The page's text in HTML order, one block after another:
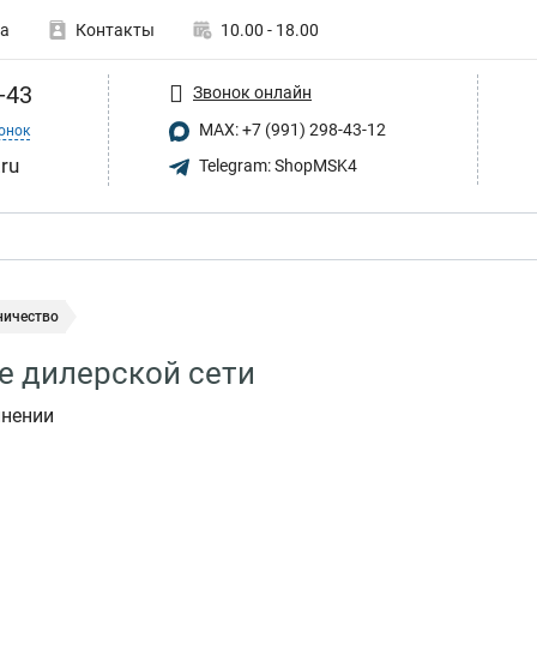
Контакты 10.00 - 18.00
Звонок онлайн
MAX: +7 (991) 298-43-12
Telegram: ShopMSK4
дилерской сети